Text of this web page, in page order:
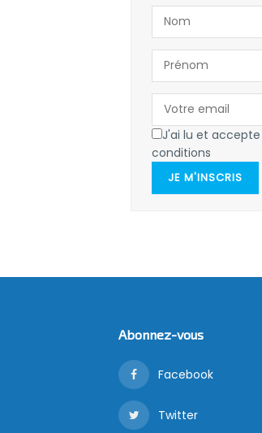
J'ai lu et
conditions
JE M'INSCRIS
Abonnez-vous
Facebook
Twitter